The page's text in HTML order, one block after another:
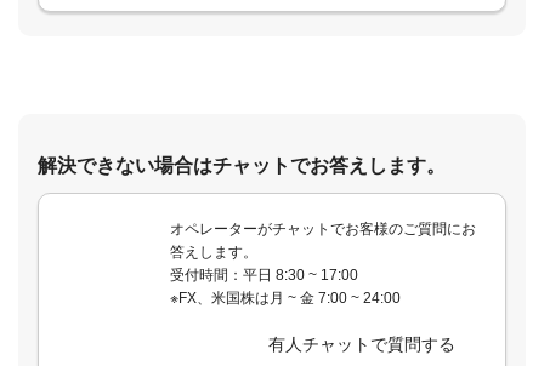
解決できない場合はチャットでお答えします。
オペレーターがチャットでお客様のご質問にお
答えします。
受付時間：平日 8:30 ~ 17:00
※FX、米国株は月 ~ 金 7:00 ~ 24:00
有人チャットで質問する